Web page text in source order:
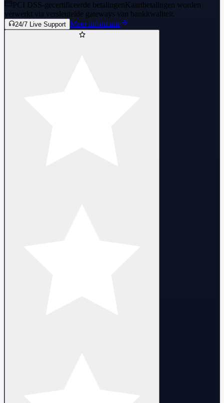
PCI DSS-gecertificeerde betalingenKaartbetalingen worden
verwerkt via versleutelde gateways van bankkwaliteit.
24/7 Live Support Meer informatie